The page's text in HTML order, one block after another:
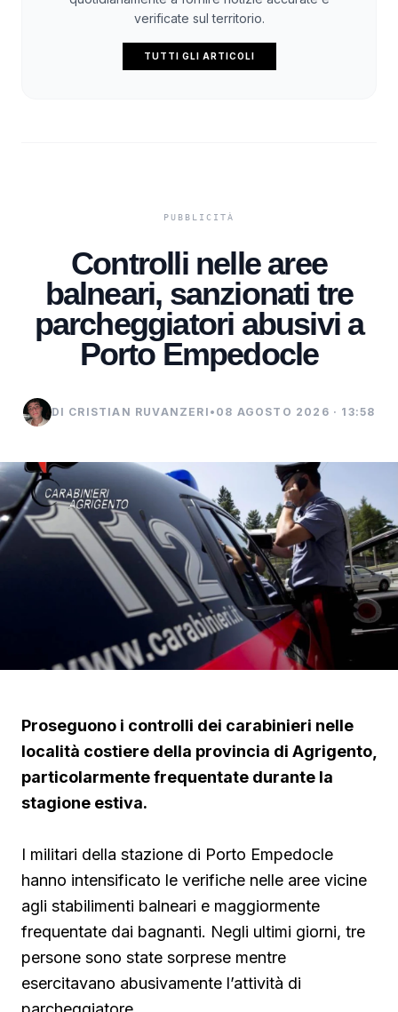
verificate sul territorio.
TUTTI GLI ARTICOLI
Controlli nelle aree
balneari, sanzionati tre
parcheggiatori abusivi a
Porto Empedocle
DI CRISTIAN RUVANZERI • 08 AGOSTO 2026 · 13:58
Proseguono i controlli dei carabinieri nelle
località costiere della provincia di Agrigento,
particolarmente frequentate durante la
stagione estiva.
I militari della stazione di Porto Empedocle
hanno intensificato le verifiche nelle aree vicine
agli stabilimenti balneari e maggiormente
frequentate dai bagnanti. Negli ultimi giorni, tre
persone sono state sorprese mentre
esercitavano abusivamente l’attività di